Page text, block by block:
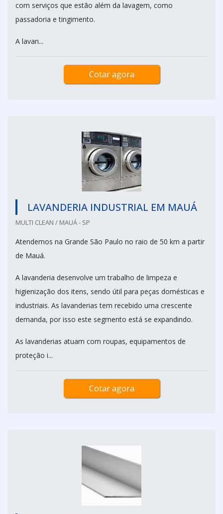
com serviços que estão além da lavagem, como
passadoria e tingimento.
A lavan...
Cotar agora
LAVANDERIA INDUSTRIAL EM MAUÁ
MULTI CLEAN / MAUÁ - SP
Atendemos na Grande São Paulo no raio de 50 km a partir
de Mauá.
A lavanderia desenvolve um trabalho de limpeza e
higienização dos itens, sendo útil para peças domésticas e
industriais. As lavanderias tem recebido uma crescente
demanda, por isso este segmento está se expandindo.
As lavanderias atuam com roupas, equipamentos de
proteção i...
Cotar agora